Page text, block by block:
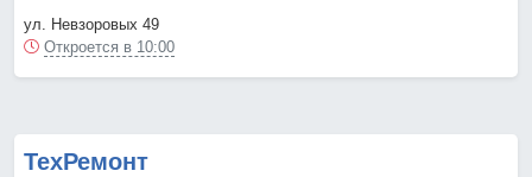
ул. Невзоровых 49
Откроется в 10:00
ТехРемонт